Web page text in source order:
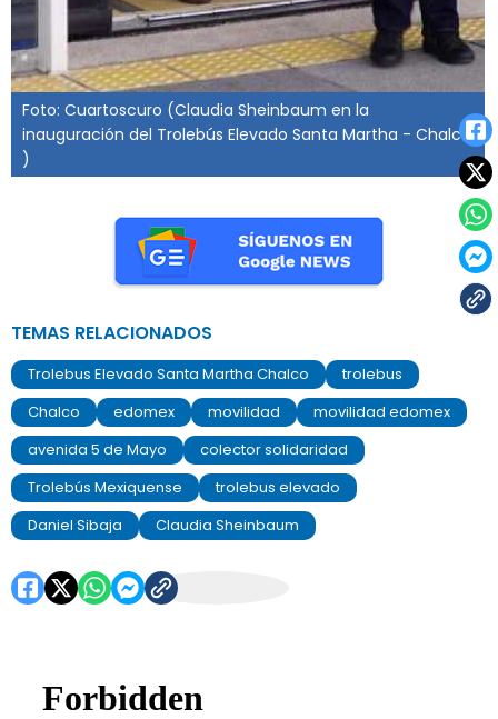
Foto: Cuartoscuro (Claudia Sheinbaum en la
inauguración del Trolebús Elevado Santa Martha - Chalco
)
TEMAS RELACIONADOS
Trolebus Elevado Santa Martha Chalco
trolebus
Chalco
edomex movilidad
movilidad edomex
avenida 5 de Mayo
colector solidaridad
Trolebús Mexiquense
trolebus elevado
Daniel Sibaja
Claudia Sheinbaum